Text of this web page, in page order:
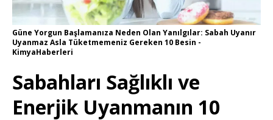
Güne Yorgun Başlamanıza Neden Olan Yanılgılar: Sabah Uyanır
Uyanmaz Asla Tüketmemeniz Gereken 10 Besin -
KimyaHaberleri
Sabahları Sağlıklı ve
Enerjik Uyanmanın 10